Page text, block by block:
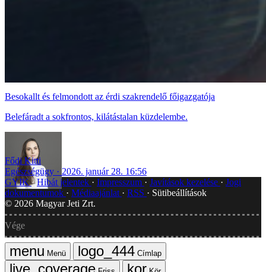
Besokallt és felmondott az érdi szakrendelő főigazgatója
Belefáradt a sokfrontos, kilátástalan küzdelembe.
Fődi Kitti
Egészségügy
2026. január 28. 16:56
GYIK Hibát jelentek Impresszum Javítások kezelése
Jogi
dokumentumok
Médiaajánlat RSS
Sütibeállítások
© 2026 Magyar Jeti Zrt.
Vége
Menü
Címlap